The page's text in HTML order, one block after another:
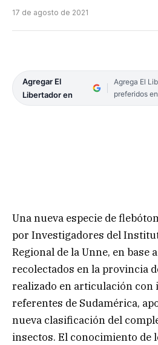
17 de agosto de 2021
Agregar El
Libertador en
Agrega El
preferidos
Una nueva especie de
por Investigadores del
Regional de la Unne, en base
recolectados en la provincia
realizado en articulación con
referentes de Sudamérica,
nueva clasificación del
insectos. El conocimiento de